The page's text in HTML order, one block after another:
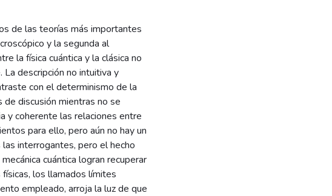
de las teorías más importantes
y la segunda al
la física cuántica y la clásica no
descripción no intuitiva y
con el determinismo de la
de discusión mientras no se
y coherente las relaciones entre
para ello, pero aún no hay un
interrogantes, pero el hecho
cuántica logran recuperar
los llamados límites
empleado, arroja la luz de que